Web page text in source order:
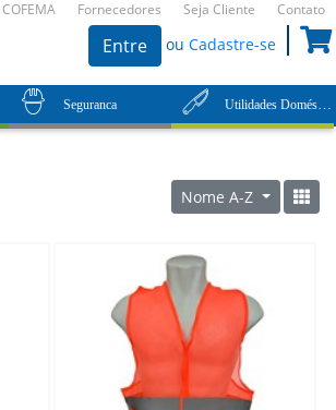
Fornecedores Seja Cliente Contato
Entre ou Cadastre-se
Seguranca Utilidades Domésticas
Nome A-Z